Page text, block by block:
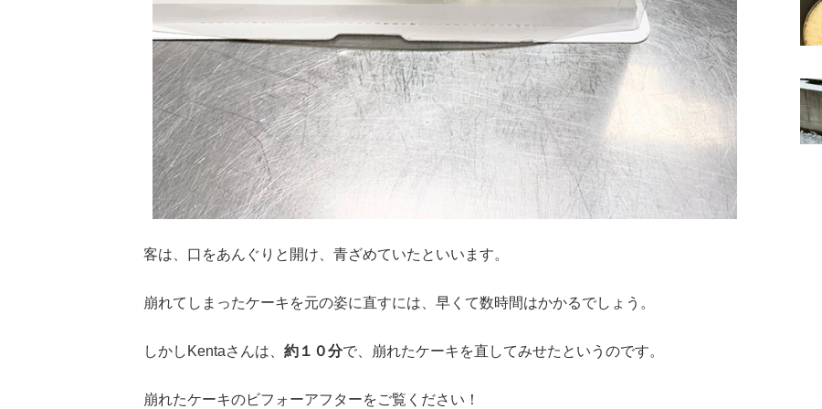
客は、口をあんぐりと開け、青ざめていたといいます。
崩れてしまったケーキを元の姿に直すには、早くて数時間はかかるでしょう。
しかしKentaさんは、 約１０分で、崩れたケーキを直してみせたというのです。
崩れたケーキのビフォーアフターをご覧ください！